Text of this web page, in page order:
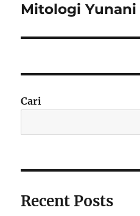
Mitologi Yunani
Cari
Recent Posts